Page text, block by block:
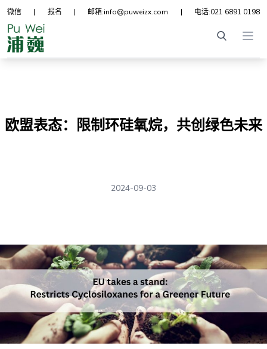
微信 | 报名 | 邮箱:info@puweizx.com | 电话:021 6891 0198
欧盟表态：限制环硅氧烷，共创绿色未来
2024-09-03